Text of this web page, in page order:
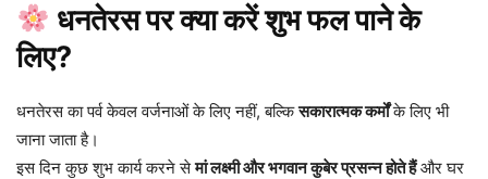
धनतेरस पर क्या करें शुभ फल पाने के
लिए?
धनतेरस का पर्व केवल वर्जनाओं के लिए नहीं, बल्किसकारात्मक कर्मोंके लिए भी
जाना जाता है।
इस दिन कुछ शुभ कार्य करने सेमां लक्ष्मी और भगवान कुबेर प्रसन्न होते हैंऔर घर